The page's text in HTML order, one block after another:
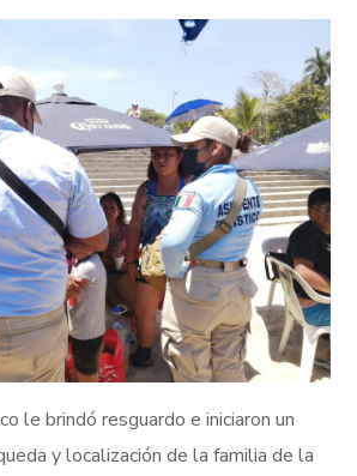
le brindó resguardo e iniciaron un
y localización de la familia de la